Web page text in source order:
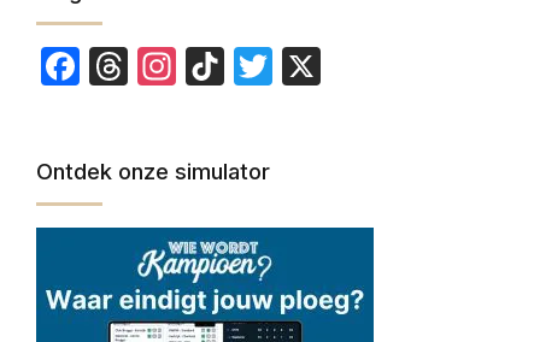
Facebook
Threads
Instagram
TikTokTwitter
Ontdek onze simulator